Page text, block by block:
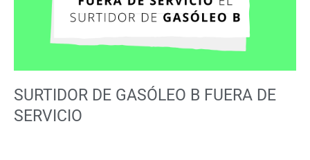
SURTIDOR DE GASÓLEO B FUERA DE
SERVICIO